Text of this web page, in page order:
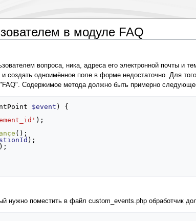
в модуле FAQ
вопроса, ника, адреса его электронной почты и
создать одноимённое поле в форме недостаточно. Для
Содержимое метода должно быть примерно
$event )
{
);
();
);
);
нужно поместить в файл custom_events.php обработчик